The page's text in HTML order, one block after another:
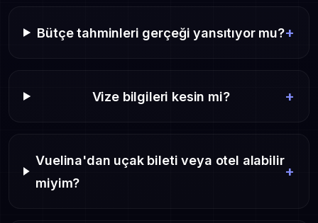
Bütçe tahminleri gerçeği yansıtıyor mu?+
Vize bilgileri kesin mi? +
Vuelina'dan uçak bileti veya otel alabilir
miyim?
+